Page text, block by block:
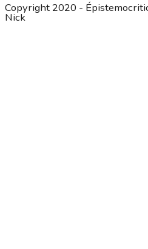
Copyright 2020 -
Nick